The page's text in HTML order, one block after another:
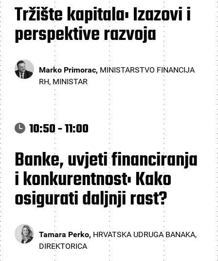
Tržište kapitala: Izazovi i
perspektive razvoja
Marko Primorac, MINISTARSTVO FINANCIJA
RH, MINISTAR
10:50 - 11:00
Banke, uvjeti financiranja
i konkurentnost: Kako
osigurati daljnji rast?
Tamara Perko, HRVATSKA UDRUGA BANAKA,
DIREKTORICA